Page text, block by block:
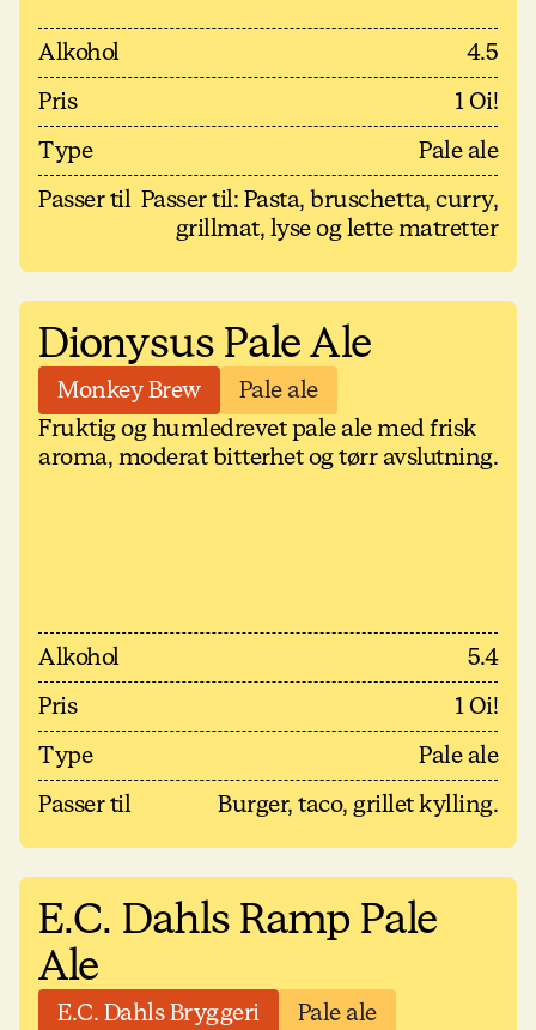
Alkohol
4.5
Pris
1 Oi!
Type
Pale ale
Passer til Passer til: Pasta, bruschetta, curry,
grillmat, lyse og lette matretter
Dionysus Pale Ale
Monkey Brew
Pale ale
Fruktig og humledrevet pale ale med frisk
aroma, moderat bitterhet og tørr avslutning.
Alkohol
5.4
Pris
1 Oi!
Type
Pale ale
Passer til
Burger, taco, grillet kylling.
E.C. Dahls Ramp Pale
Ale
E.C. Dahls Bryggeri
Pale ale